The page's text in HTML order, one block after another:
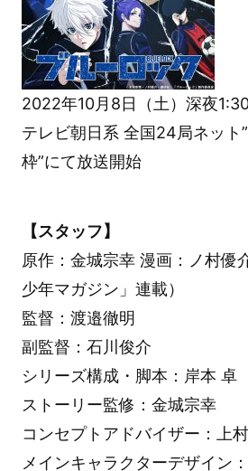
2022年10月8日（土）深夜
テレビ朝日系 全国24局ネッ
枠”にて放送開始
【スタッフ】
原作：金城宗幸 漫画：ノ村優
少年マガジン」連載）
監督：渡邉徹明
副監督：石川俊介
シリーズ構成・脚本：岸本 卓
ストーリー監修：金城宗幸
コンセプトアドバイザー：上
メインキャラクターデザイン